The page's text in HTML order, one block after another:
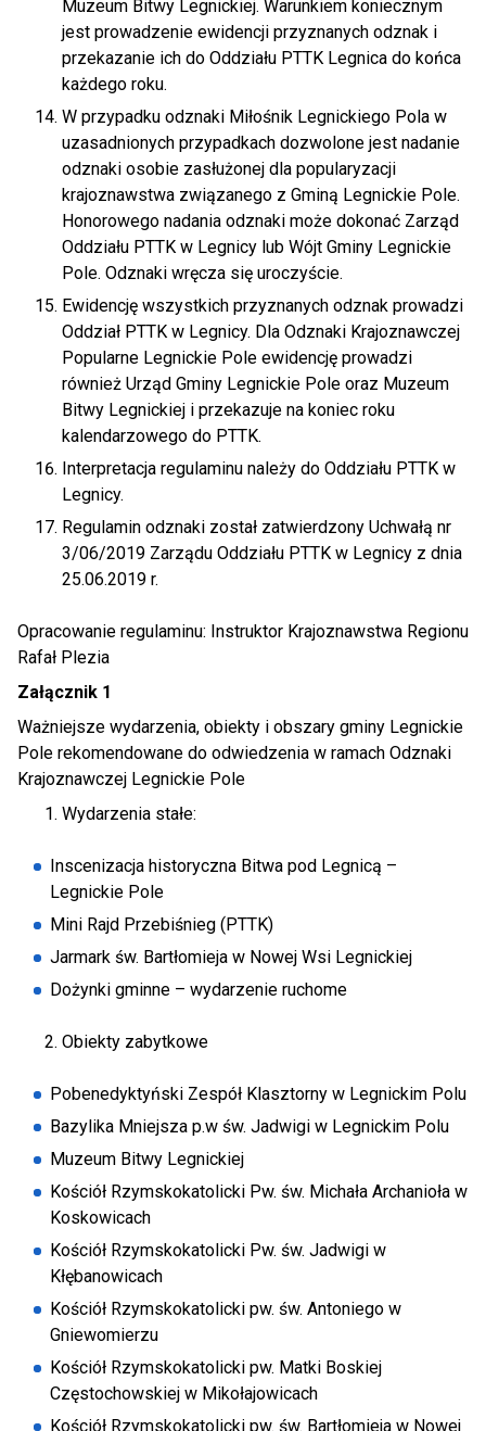
Muzeum Bitwy Legnickiej. Warunkiem koniecznym
jest prowadzenie ewidencji przyznanych odznak i
przekazanie ich do Oddziału PTTK Legnica do końca
każdego roku.
W przypadku odznaki Miłośnik Legnickiego Pola w
uzasadnionych przypadkach dozwolone jest nadanie
odznaki osobie zasłużonej dla popularyzacji
krajoznawstwa związanego z Gminą Legnickie Pole.
Honorowego nadania odznaki może dokonać Zarząd
Oddziału PTTK w Legnicy lub Wójt Gminy Legnickie
Pole. Odznaki wręcza się uroczyście.
Ewidencję wszystkich przyznanych odznak prowadzi
Oddział PTTK w Legnicy. Dla Odznaki Krajoznawczej
Popularne Legnickie Pole ewidencję prowadzi
również Urząd Gminy Legnickie Pole oraz Muzeum
Bitwy Legnickiej i przekazuje na koniec roku
kalendarzowego do PTTK.
Interpretacja regulaminu należy do Oddziału PTTK w
Legnicy.
Regulamin odznaki został zatwierdzony Uchwałą nr
3/06/2019 Zarządu Oddziału PTTK w Legnicy z dnia
25.06.2019 r.
Opracowanie regulaminu: Instruktor Krajoznawstwa Regionu
Rafał Plezia
Załącznik 1
Ważniejsze wydarzenia, obiekty i obszary gminy Legnickie
Pole rekomendowane do odwiedzenia w ramach Odznaki
Krajoznawczej Legnickie Pole
Wydarzenia stałe:
Inscenizacja historyczna Bitwa pod Legnicą –
Legnickie Pole
Mini Rajd Przebiśnieg (PTTK)
Jarmark św. Bartłomieja w Nowej Wsi Legnickiej
Dożynki gminne – wydarzenie ruchome
Obiekty zabytkowe
Pobenedyktyński Zespół Klasztorny w Legnickim Polu
Bazylika Mniejsza p.w św. Jadwigi w Legnickim Polu
Muzeum Bitwy Legnickiej
Kościół Rzymskokatolicki Pw. św. Michała Archanioła w
Koskowicach
Kościół Rzymskokatolicki Pw. św. Jadwigi w
Kłębanowicach
Kościół Rzymskokatolicki pw. św. Antoniego w
Gniewomierzu
Kościół Rzymskokatolicki pw. Matki Boskiej
Częstochowskiej w Mikołajowicach
Kościół Rzymskokatolicki pw. św. Bartłomieja w Nowej